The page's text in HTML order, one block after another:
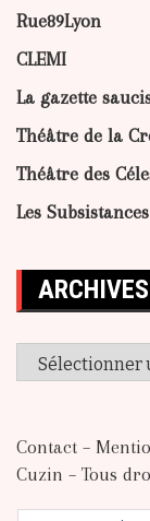
Rue89Lyon
CLEMI
La gazette
Théâtre de la
Théâtre des
Les Subsistances
ARCHIVES
Archives
Contact –
Cuzin – Tous